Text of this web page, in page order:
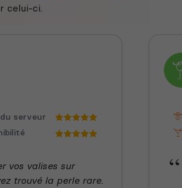
celui-ci.
serveur
vos valises sur
trouvé la perle rare.